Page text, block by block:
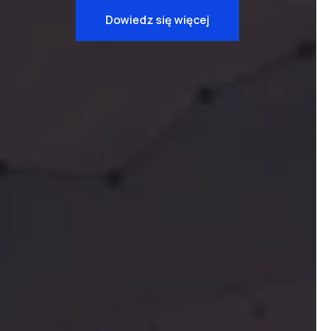
Dowiedz się więcej